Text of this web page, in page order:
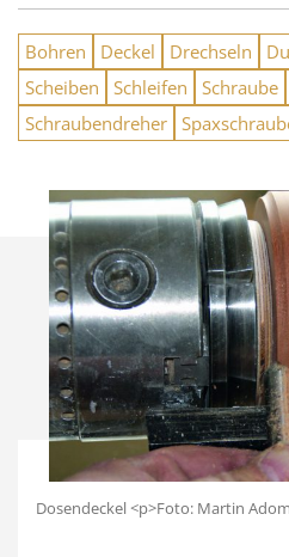
Bohren Deckel Drechseln
Scheiben
Schleifen Schraube
Schraubendreher
Dosendeckel <p>Foto: Martin